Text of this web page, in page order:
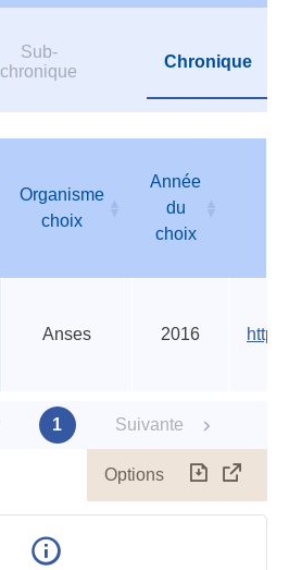
Sub-
chronique
Chronique
Organisme
choix
Année
du
choix
choix
Anses 2016
1 Suivante
Options
le